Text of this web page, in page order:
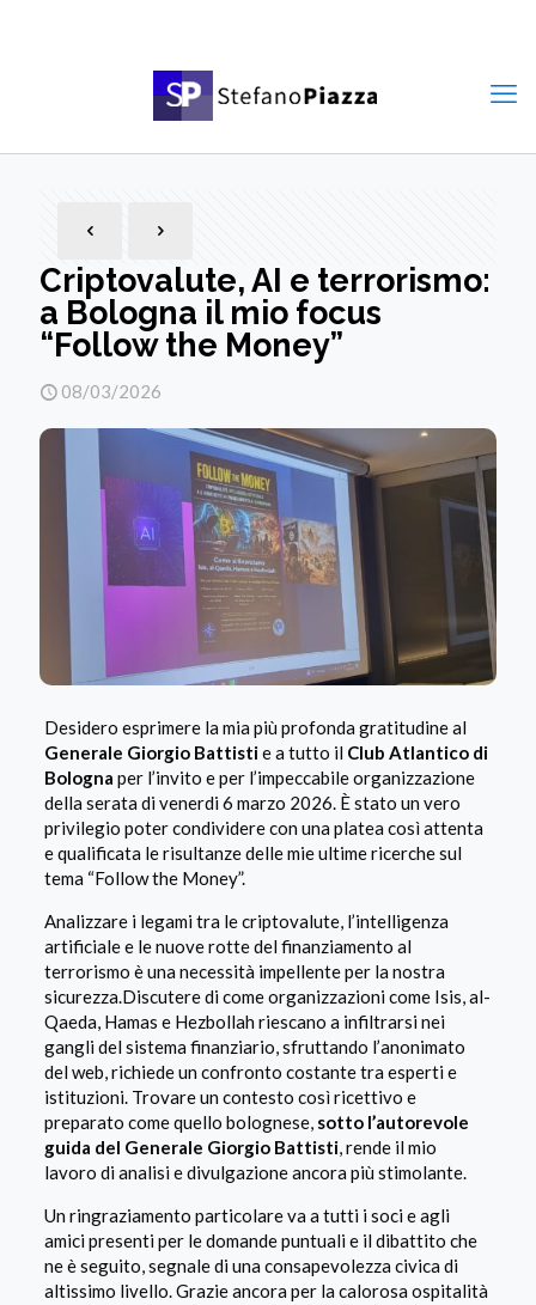
Criptovalute, AI e terrorismo:
a Bologna il mio focus
“Follow the Money”
08/03/2026
​Desidero esprimere la mia più profonda gratitudine al
Generale Giorgio Battistie a tutto il Club Atlantico di
Bologna per l’invito e per l’impeccabile organizzazione
della serata di venerdi 6 marzo 2026. È stato un vero
privilegio poter condividere con una platea così attenta
e qualificata le risultanze delle mie ultime ricerche sul
tema “Follow the Money”.
Analizzare i legami tra le criptovalute, l’intelligenza
artificiale e le nuove rotte del finanziamento al
terrorismo è una necessità impellente per la nostra
sicurezza.​Discutere di come organizzazioni come Isis, al-
Qaeda, Hamas e Hezbollah riescano a infiltrarsi nei
gangli del sistema finanziario, sfruttando l’anonimato
del web, richiede un confronto costante tra esperti e
istituzioni. Trovare un contesto così ricettivo e
preparato come quello bolognese, sotto l’autorevole
guida del Generale Giorgio Battisti, rende il mio
lavoro di analisi e divulgazione ancora più stimolante.
Un ringraziamento particolare va a tutti i soci e agli
amici presenti per le domande puntuali e il dibattito che
ne è seguito, segnale di una consapevolezza civica di
altissimo livello. Grazie ancora per la calorosa ospitalità